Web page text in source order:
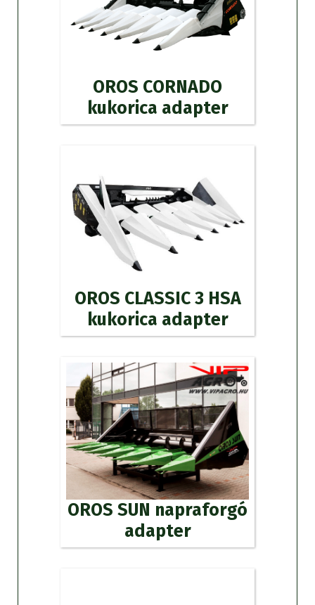
OROS CORNADO
kukorica adapter
OROS CLASSIC 3 HSA
kukorica adapter
OROS SUN napraforgó
adapter